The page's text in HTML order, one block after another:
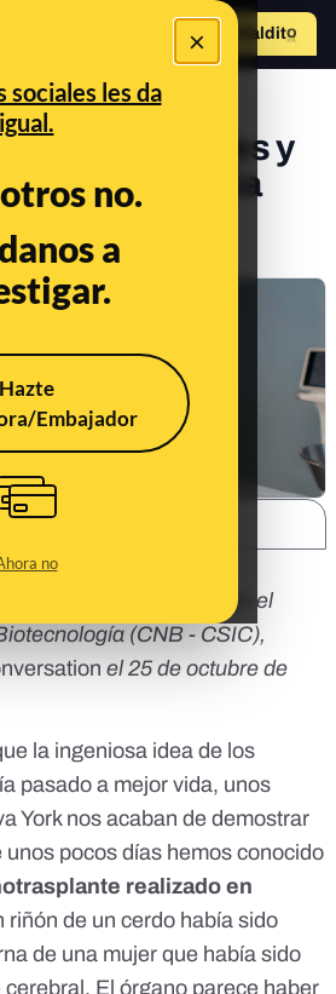
×
sociales les da
igual.
no.
a
Hazte
Embajador
no
Hazte Maldito
xenotrasplantes y
a ser noticia
AM
de
Molecular y Celular en el
(CNB - CSIC),
el 25 de octubre de
la ingeniosa idea de los
pasado a mejor vida, unos
York nos acaban de demostrar
pocos días hemos conocido
realizado en
riñón de un cerdo había sido
de una mujer que había sido
. El órgano parece haber